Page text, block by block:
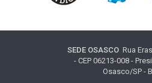
SEDE OSASCORua
- CEP 06213-008 -
Osasco/SP -